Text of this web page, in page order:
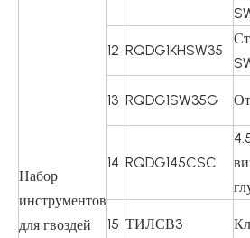
Набор
инструментов
для гвоздей
12 RQDG1KHSW35
13 RQDG1SW35G
14 RQDG145CSC
15 ТИЛСВ3